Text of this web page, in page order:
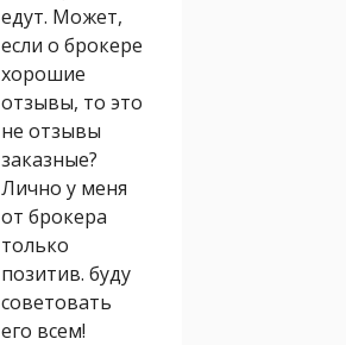
едут. Может,
если о брокере
хорошие
отзывы, то это
не отзывы
заказные?
Лично у меня
от брокера
только
позитив. буду
советовать
его всем!